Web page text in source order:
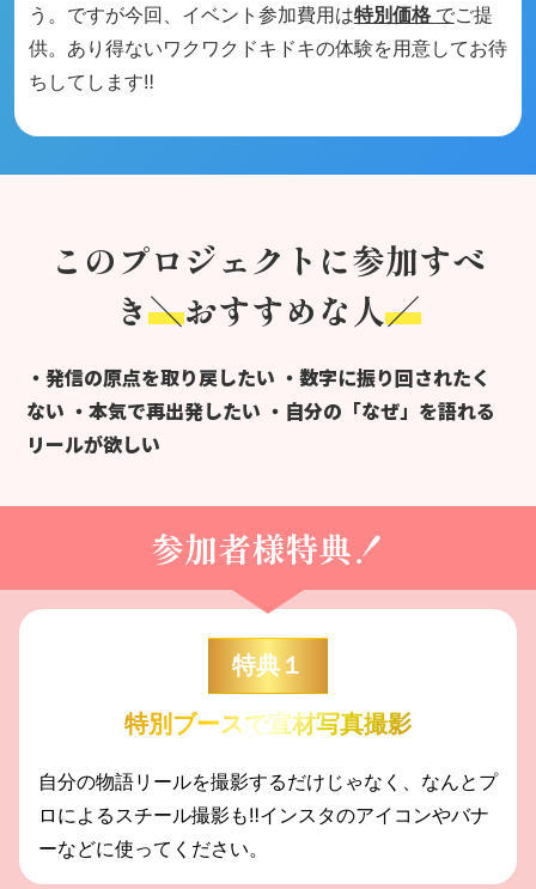
う。 ですが今回、イベント参加費用は特別価格 でご提
供。 あり得ないワクワクドキドキの体験を用意してお待
ちしてします‼️
このプロジェクトに参加すべ
き＼おすすめな人／
・発信の原点を取り戻したい ・数字に振り回されたく
ない ・本気で再出発したい ・自分の「なぜ」を語れる
リールが欲しい
参加者様特典！
特典１
特別ブースで宣材写真撮影
自分の物語リールを撮影するだけじゃなく、なんとプ
ロによるスチール撮影も‼️インスタのアイコンやバナ
ーなどに使ってください。